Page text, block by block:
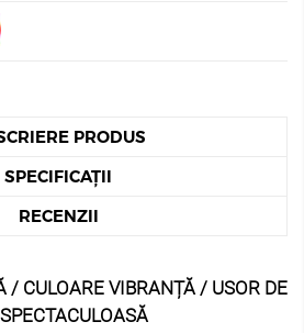
PRODUS
SPECIFICAȚII
RECENZII
/ CULOARE VIBRANȚĂ / USOR DE